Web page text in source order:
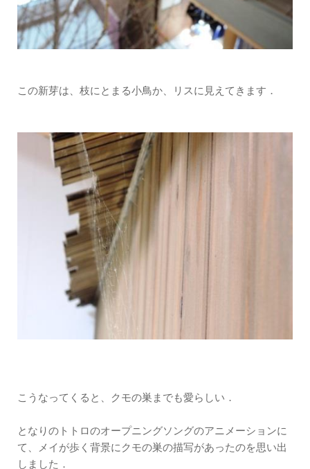
この新芽は、枝にとまる小鳥か、リスに見えてきます．
こうなってくると、クモの巣までも愛らしい．
となりのトトロのオープニングソングのアニメーションに
て、メイが歩く背景にクモの巣の描写があったのを思い出
しました．